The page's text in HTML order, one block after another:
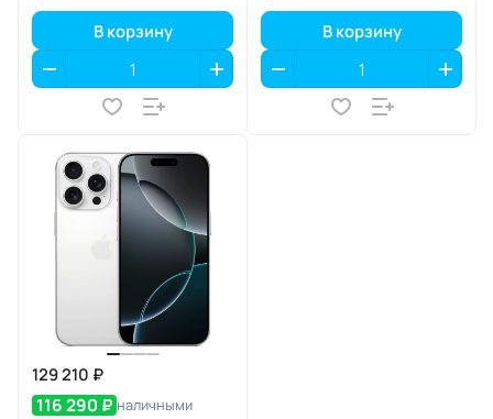
В корзину В корзину
129 210 ₽
116 290 ₽ наличными